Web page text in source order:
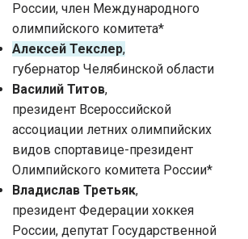
России, член Международного
олимпийского комитета*
Алексей Текслер,
губернатор Челябинской области
Василий Титов,
президент Всероссийской
ассоциации летних олимпийских
видов спортавице-президент
Олимпийского комитета России*
Владислав Третьяк,
президент Федерации хоккея
России, депутат Государственной